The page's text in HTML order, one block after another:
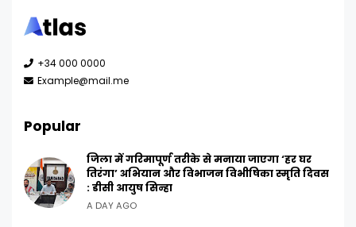
+34 000 0000
Example@mail.me
Popular
जिला में गरिमापूर्ण तरीके से मनाया जाएगा ‘हर घर
तिरंगा’ अभियान और विभाजन विभीषिका स्मृति दिवस
: डीसी आयुष सिन्हा
A DAY AGO